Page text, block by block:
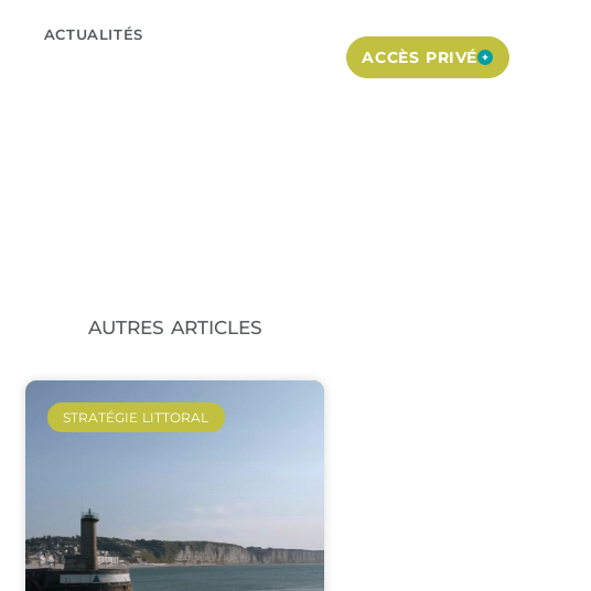
ACTUALITÉS
ACCÈS PRIVÉ
AUTRES ARTICLES
STRATÉGIE LITTORAL